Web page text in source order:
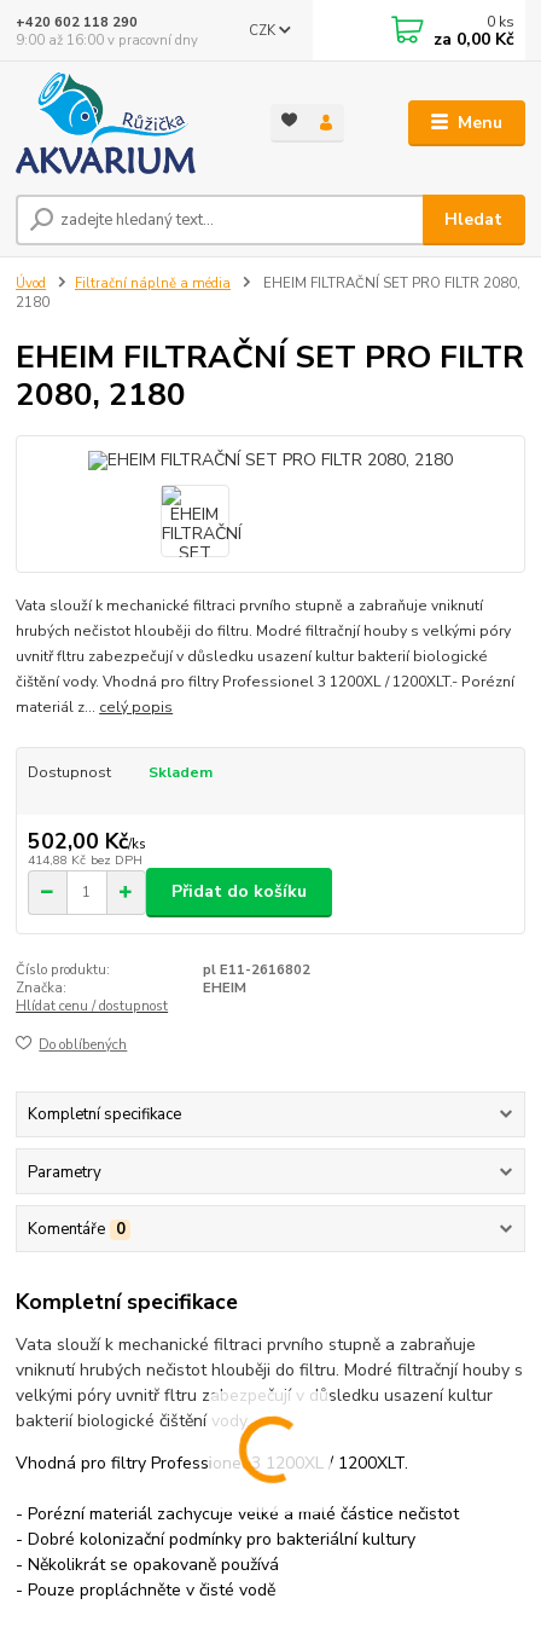
Menu
CZK
Hledat
+420 602 118 290
9:00 až 16:00 v pracovní dny
0 ks
za 0,00 Kč
Úvod Filtrační náplně a média
EHEIM FILTRAČNÍ SET PRO FILTR 2080,
2180
EHEIM FILTRAČNÍ SET PRO FILTR
2080, 2180
Vata slouží k mechanické filtraci prvního stupně a zabraňuje vniknutí
hrubých nečistot hlouběji do filtru. Modré filtračnjí houby s velkými póry
uvnitř fltru zabezpečují v důsledku usazení kultur bakterií biologické
čištění vody. Vhodná pro filtry Professionel 3 1200XL / 1200XLT.- Porézní
materiál z... celý popis
Dostupnost Skladem
502,00 Kč/ks
414,88 Kč bez DPH
Přidat do košíku
Číslo produktu:
pl E11-2616802
Značka:
EHEIM
Hlídat cenu / dostupnost
Do oblíbených
Kompletní specifikace
Parametry
Komentáře 0
Kompletní specifikace
Vata slouží k mechanické filtraci prvního stupně a zabraňuje
vniknutí hrubých nečistot hlouběji do filtru. Modré filtračnjí houby s
velkými póry uvnitř fltru zabezpečují v důsledku usazení kultur
bakterií biologické čištění vody.
Vhodná pro filtry Professionel 3 1200XL / 1200XLT.
- Porézní materiál zachycuje velké a malé částice nečistot
- Dobré kolonizační podmínky pro bakteriální kultury
- Několikrát se opakovaně používá
- Pouze propláchněte v čisté vodě